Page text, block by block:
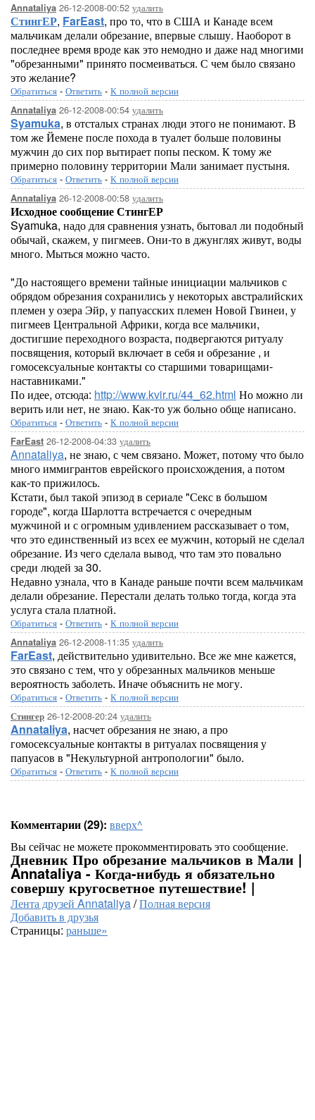
Annataliya 26-12-2008-00:52 удалить
СтингЕР, FarEast, про то, что в США и Канаде всем
мальчикам делали обрезание, впервые слышу. Наоборот в
последнее время вроде как это немодно и даже над многими
"обрезанными" принято посмеиваться. С чем было связано
это желание?
Обратиться - Ответить - К полной версии
Annataliya 26-12-2008-00:54 удалить
Syamuka, в отсталых странах люди этого не понимают. В
том же Йемене после похода в туалет больше половины
мужчин до сих пор вытирает попы песком. К тому же
примерно половину территории Мали занимает пустыня.
Обратиться - Ответить - К полной версии
Annataliya 26-12-2008-00:58 удалить
Исходное сообщение СтингЕР
Syamuka, надо для сравнения узнать, бытовал ли подобный
обычай, скажем, у пигмеев. Они-то в джунглях живут, воды
много. Мыться можно часто.
"До настоящего времени тайные инициации мальчиков с
обрядом обрезания сохранились у некоторых австралийских
племен у озера Эйр, у папуасских племен Новой Гвинеи, у
пигмеев Центральной Африки, когда все мальчики,
достигшие переходного возраста, подвергаются ритуалу
посвящения, который включает в себя и обрезание , и
гомосексуальные контакты со старшими товарищами-
наставниками."
По идее, отсюда: http://www.kvir.ru/44_62.html Но можно ли
верить или нет, не знаю. Как-то уж больно обще написано.
Обратиться - Ответить - К полной версии
FarEast 26-12-2008-04:33 удалить
Annataliya, не знаю, с чем связано. Может, потому что было
много иммигрантов еврейского происхождения, а потом
как-то прижилось.
Кстати, был такой эпизод в сериале "Секс в большом
городе", когда Шарлотта встречается с очередным
мужчиной и с огромным удивлением рассказывает о том,
что это единственный из всех ее мужчин, который не сделал
обрезание. Из чего сделала вывод, что там это повально
среди людей за 30.
Недавно узнала, что в Канаде раньше почти всем мальчикам
делали обрезание. Перестали делать только тогда, когда эта
услуга стала платной.
Обратиться - Ответить - К полной версии
Annataliya 26-12-2008-11:35 удалить
FarEast, действительно удивительно. Все же мне кажется,
это связано с тем, что у обрезанных мальчиков меньше
вероятность заболеть. Иначе объяснить не могу.
Обратиться - Ответить - К полной версии
Стингер 26-12-2008-20:24 удалить
Annataliya, насчет обрезания не знаю, а про
гомосексуальные контакты в ритуалах посвящения у
папуасов в "Некультурной антропологии" было.
Обратиться - Ответить - К полной версии
Комментарии (29): вверх^
Вы сейчас не можете прокомментировать это сообщение.
Дневник Про обрезание мальчиков в Мали |
Annataliya - Когда-нибудь я обязательно
совершу кругосветное путешествие! |
Лента друзей Annataliya/Полная версия
Добавить в друзья
Страницы: раньше»